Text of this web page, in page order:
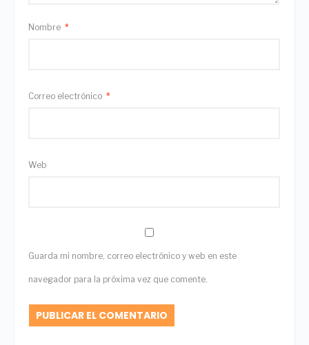
Nombre *
Correo electrónico *
Web
Guarda mi nombre, correo electrónico y web en este
navegador para la próxima vez que comente.